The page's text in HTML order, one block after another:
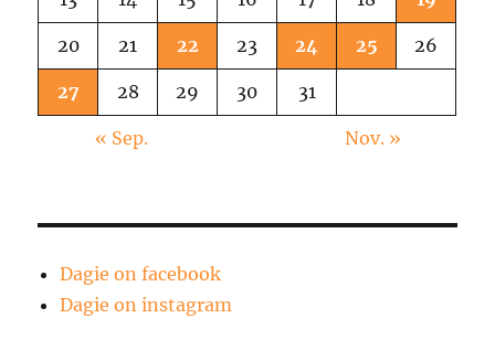
20 21 22 23 24 25 26
27 28 29 30 31
« Sep. Nov. »
Dagie on facebook
Dagie on instagram